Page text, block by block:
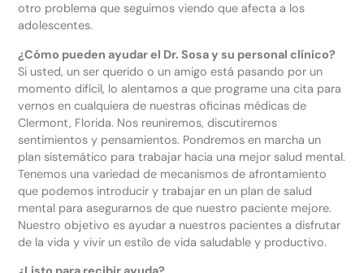
otro problema que seguimos viendo que afecta a los
adolescentes.
¿Cómo pueden ayudar el Dr. Sosa y su personal clínico?
Si usted, un ser querido o un amigo está pasando por un
momento difícil, lo alentamos a que programe una cita para
vernos en cualquiera de nuestras oficinas médicas de
Clermont, Florida. Nos reuniremos, discutiremos
sentimientos y pensamientos. Pondremos en marcha un
plan sistemático para trabajar hacia una mejor salud mental.
Tenemos una variedad de mecanismos de afrontamiento
que podemos introducir y trabajar en un plan de salud
mental para asegurarnos de que nuestro paciente mejore.
Nuestro objetivo es ayudar a nuestros pacientes a disfrutar
de la vida y vivir un estilo de vida saludable y productivo.